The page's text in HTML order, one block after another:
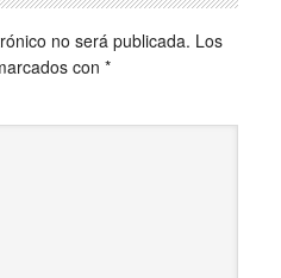
no será publicada. Los
con *